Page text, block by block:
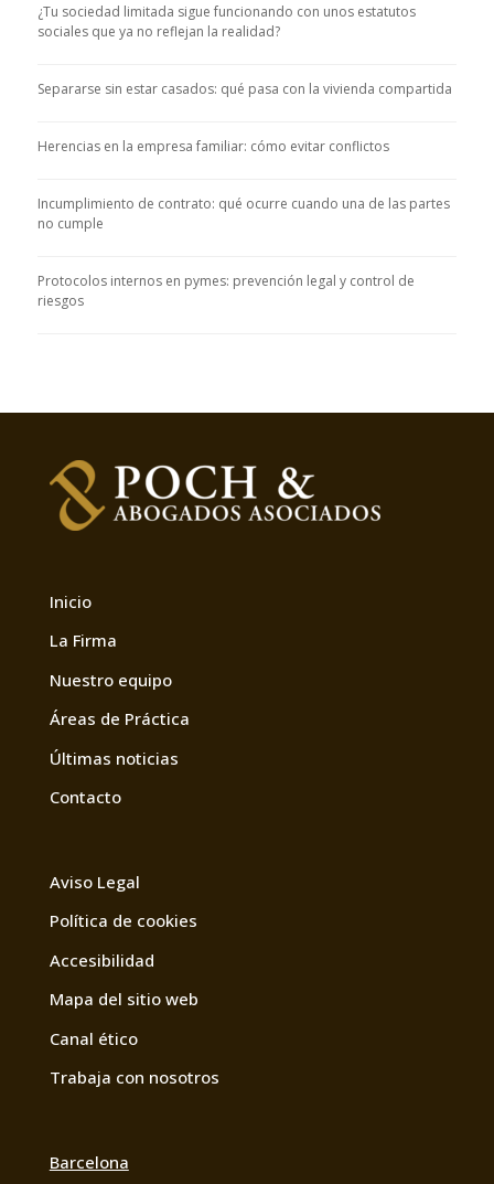
¿Tu sociedad limitada sigue funcionando con unos estatutos
sociales que ya no reflejan la realidad?
Separarse sin estar casados: qué pasa con la vivienda compartida
Herencias en la empresa familiar: cómo evitar conflictos
Incumplimiento de contrato: qué ocurre cuando una de las partes
no cumple
Protocolos internos en pymes: prevención legal y control de
riesgos
Inicio
La Firma
Nuestro equipo
Áreas de Práctica
Últimas noticias
Contacto
Aviso Legal
Política de cookies
Accesibilidad
Mapa del sitio web
Canal ético
Trabaja con nosotros
Barcelona